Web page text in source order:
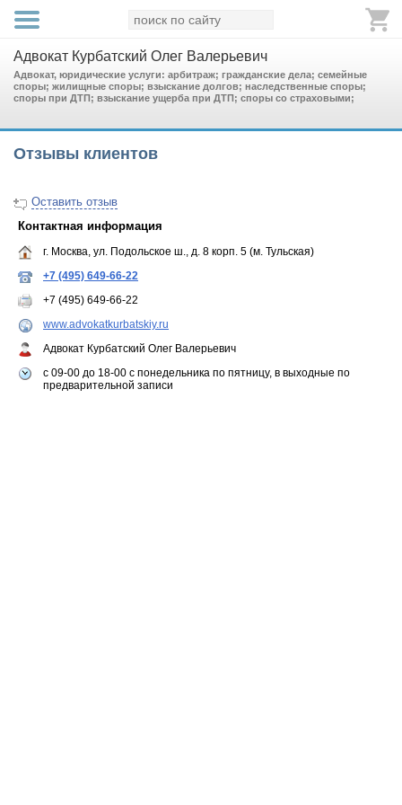
Адвокат Курбатский Олег Валерьевич
Адвокат, юридические услуги: арбитраж; гражданские дела; семейные
споры; жилищные споры; взыскание долгов; наследственные споры;
споры при ДТП; взыскание ущерба при ДТП; споры со страховыми;
Отзывы клиентов
Оставить отзыв
Контактная информация
г. Москва, ул. Подольское ш., д. 8 корп. 5 (м. Тульская)
+7 (495) 649-66-22
+7 (495) 649-66-22
www.advokatkurbatskiy.ru
Адвокат Курбатский Олег Валерьевич
с 09-00 до 18-00 с понедельника по пятницу, в выходные по
предварительной записи